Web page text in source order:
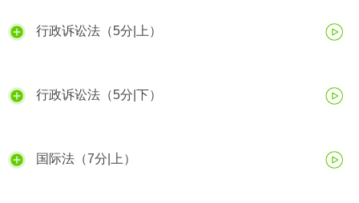
行政诉讼法（5分|上）
行政诉讼法（5分|下）
国际法（7分|上）